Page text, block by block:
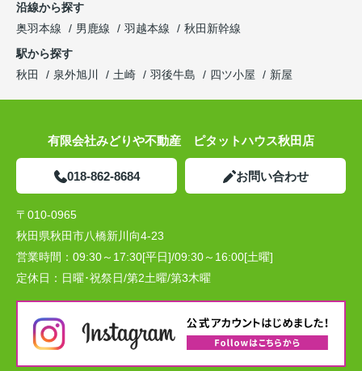
沿線から探す
奥羽本線
男鹿線 羽越本線
秋田新幹線
駅から探す
秋田
泉外旭川 土崎 羽後牛島 四ツ小屋 新屋
有限会社みどりや不動産 ピタットハウス秋田店
018-862-8684 お問い合わせ
〒010-0965
秋田県秋田市八橋新川向4-23
営業時間： 09:30～17:30[平日]/09:30～16:00[土曜]
定休日： 日曜･祝祭日/第2土曜/第3木曜